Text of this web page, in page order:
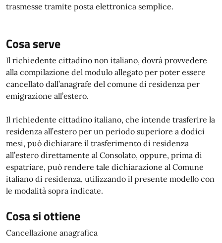
trasmesse tramite posta elettronica semplice.
Cosa serve
Il richiedente cittadino non italiano, dovrà provvedere
alla compilazione del modulo allegato per poter essere
cancellato dall’anagrafe del comune di residenza per
emigrazione all’estero.
Il richiedente cittadino italiano, che intende trasferire la
residenza all’estero per un periodo superiore a dodici
mesi, può dichiarare il trasferimento di residenza
all’estero direttamente al Consolato, oppure, prima di
espatriare, può rendere tale dichiarazione al Comune
italiano di residenza, utilizzando il presente modello con
le modalità sopra indicate.
Cosa si ottiene
Cancellazione anagrafica